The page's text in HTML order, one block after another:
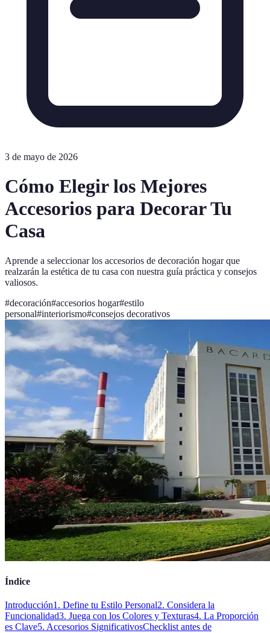
3 de mayo de 2026
Cómo Elegir los Mejores
Accesorios para Decorar Tu
Casa
Aprende a seleccionar los accesorios de decoración hogar que
realzarán la estética de tu casa con nuestra guía práctica y consejos
valiosos.
#decoración#accesorios hogar#estilo
personal#interiorismo#consejos decorativos
Índice
Introducción1. Define tu Estilo Personal2. Considera la
Funcionalidad3. Juega con los Colores y Texturas4. La Proporción
es Clave5. Accesorios SignificativosChecklist antes de